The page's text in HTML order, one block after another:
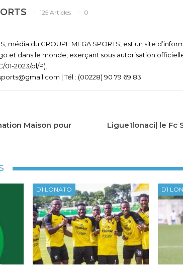
125 Articles
0
média du GROUPE MEGA SPORTS, est un site
et dans le monde, exerçant sous autorisation
01-2023/pl/P).
| Tél : (00228) 90 79 69 83
Maison pour
Ligue1lonaci| le Fc
D1 LONATO D1